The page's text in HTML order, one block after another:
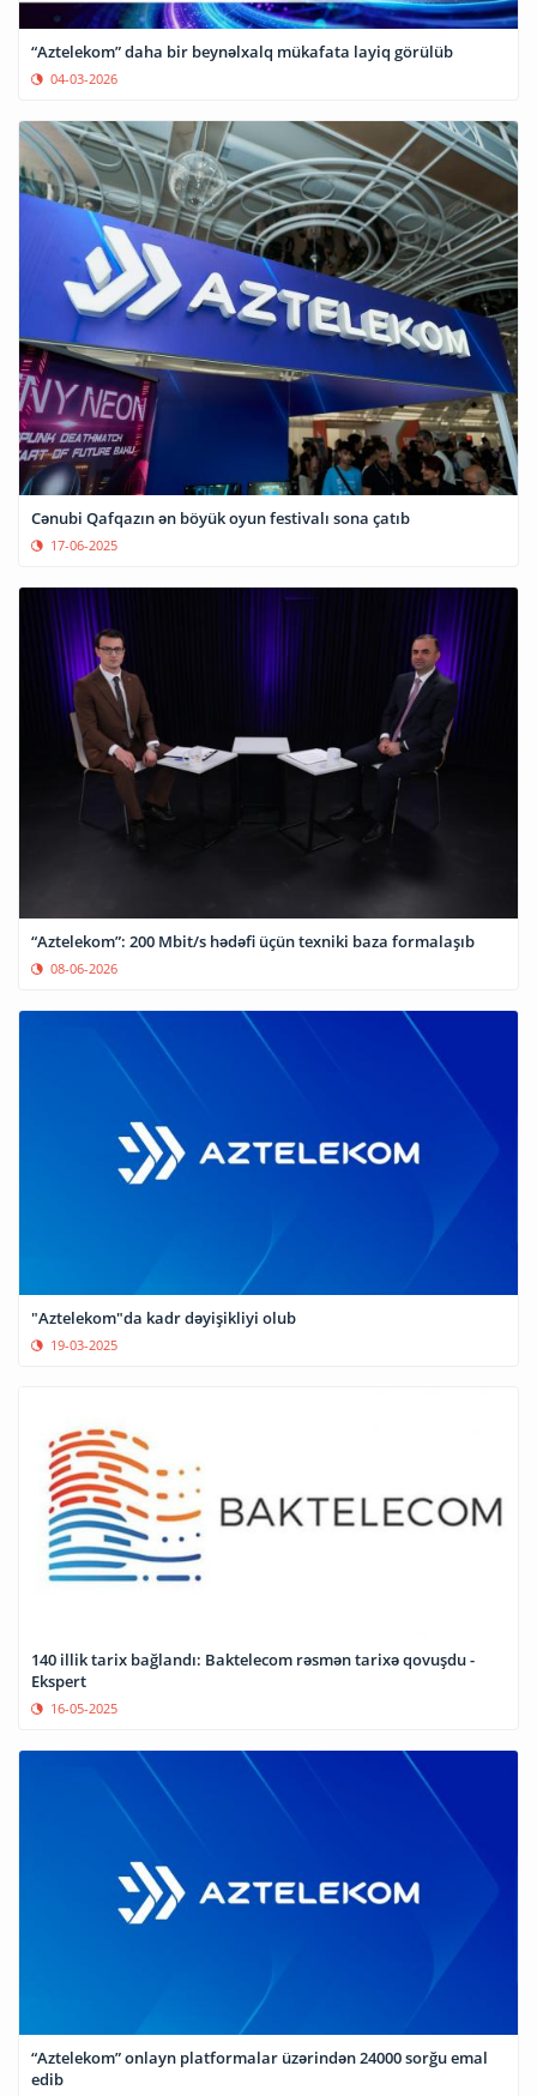
“Aztelekom” daha bir beynəlxalq mükafata layiq görülüb
04-03-2026
Cənubi Qafqazın ən böyük oyun festivalı sona çatıb
17-06-2025
“Aztelekom”: 200 Mbit/s hədəfi üçün texniki baza formalaşıb
08-06-2026
"Aztelekom"da kadr dəyişikliyi olub
19-03-2025
140 illik tarix bağlandı: Baktelecom rəsmən tarixə qovuşdu -
Ekspert
16-05-2025
“Aztelekom” onlayn platformalar üzərindən 24000 sorğu emal
edib